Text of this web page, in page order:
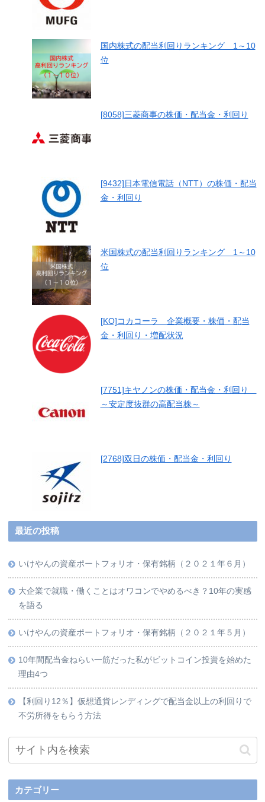
国内株式の配当利回りランキング 1～10
位
[8058]三菱商事の株価・配当金・利回り
[9432]日本電信電話（NTT）の株価・配当
金・利回り
米国株式の配当利回りランキング 1～10
位
[KO]コカコーラ 企業概要・株価・配当
金・利回り・増配状況
[7751]キヤノンの株価・配当金・利回り
～安定度抜群の高配当株～
[2768]双日の株価・配当金・利回り
最近の投稿
いけやんの資産ポートフォリオ・保有銘柄（２０２１年６月）
大企業で就職・働くことはオワコンでやめるべき？10年の実感
を語る
いけやんの資産ポートフォリオ・保有銘柄（２０２１年５月）
10年間配当金ねらい一筋だった私がビットコイン投資を始めた
理由4つ
【利回り12％】仮想通貨レンディングで配当金以上の利回りで
不労所得をもらう方法
カテゴリー